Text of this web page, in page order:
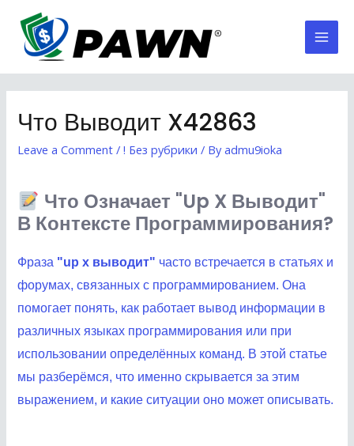
content
Что Выводит X42863
Leave a Comment /! Без рубрики / Byadmu9ioka
Что Означает "up X Выводит"
В Контексте Программирования?
Фраза "up x выводит" часто встречается в статьях и
форумах, связанных с программированием. Она
помогает понять, как работает вывод информации в
различных языках программирования или при
использовании определённых команд. В этой статье
мы разберёмся, что именно скрывается за этим
выражением, и какие ситуации оно может описывать.